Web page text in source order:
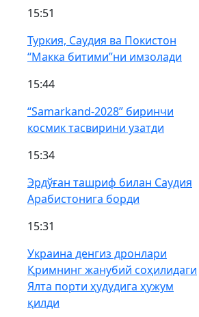
15:51
Туркия, Саудия ва Покистон
“Макка битими”ни имзолади
15:44
“Samarkand-2028” биринчи
космик тасвирини узатди
15:34
Эрдўған ташриф билан Саудия
Арабистонига борди
15:31
Украина денгиз дронлари
Қримнинг жанубий соҳилидаги
Ялта порти ҳудудига ҳужум
қилди